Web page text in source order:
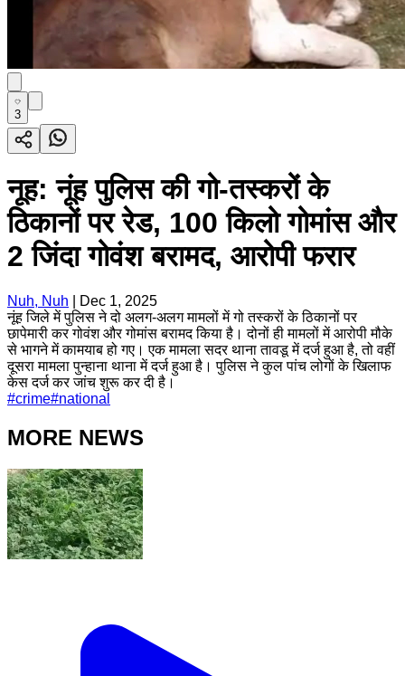
3
नूह: नूंह पुलिस की गो-तस्करों के
ठिकानों पर रेड, 100 किलो गोमांस और
2 जिंदा गोवंश बरामद, आरोपी फरार
Nuh, Nuh
Dec 1, 2025
नूंह जिले में पुलिस ने दो अलग-अलग मामलों में गो तस्करों के ठिकानों पर
छापेमारी कर गोवंश और गोमांस बरामद किया है। दोनों ही मामलों में आरोपी मौके
से भागने में कामयाब हो गए। एक मामला सदर थाना तावडू में दर्ज हुआ है, तो वहीं
दूसरा मामला पुन्हाना थाना में दर्ज हुआ है। पुलिस ने कुल पांच लोगों के खिलाफ
केस दर्ज कर जांच शुरू कर दी है।
#crime#national
MORE NEWS